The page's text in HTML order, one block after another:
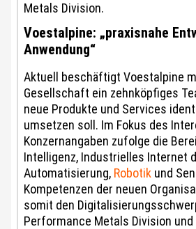
Metals Division.
Voestalpine: „praxisnahe
Anwendung“
Aktuell beschäftigt Voestalpine
Gesellschaft ein zehnköpfiges
neue Produkte und Services
umsetzen soll. Im Fokus des
Konzernangaben zufolge die
Intelligenz, Industrielles Internet
Automatisierung, Robotik und
Kompetenzen der neuen
somit den
Performance Metals Division